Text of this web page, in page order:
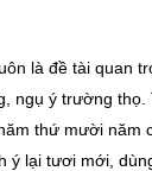
là đề tài quan
ngụ ý trường
thứ mười năm
lại tươi mới,